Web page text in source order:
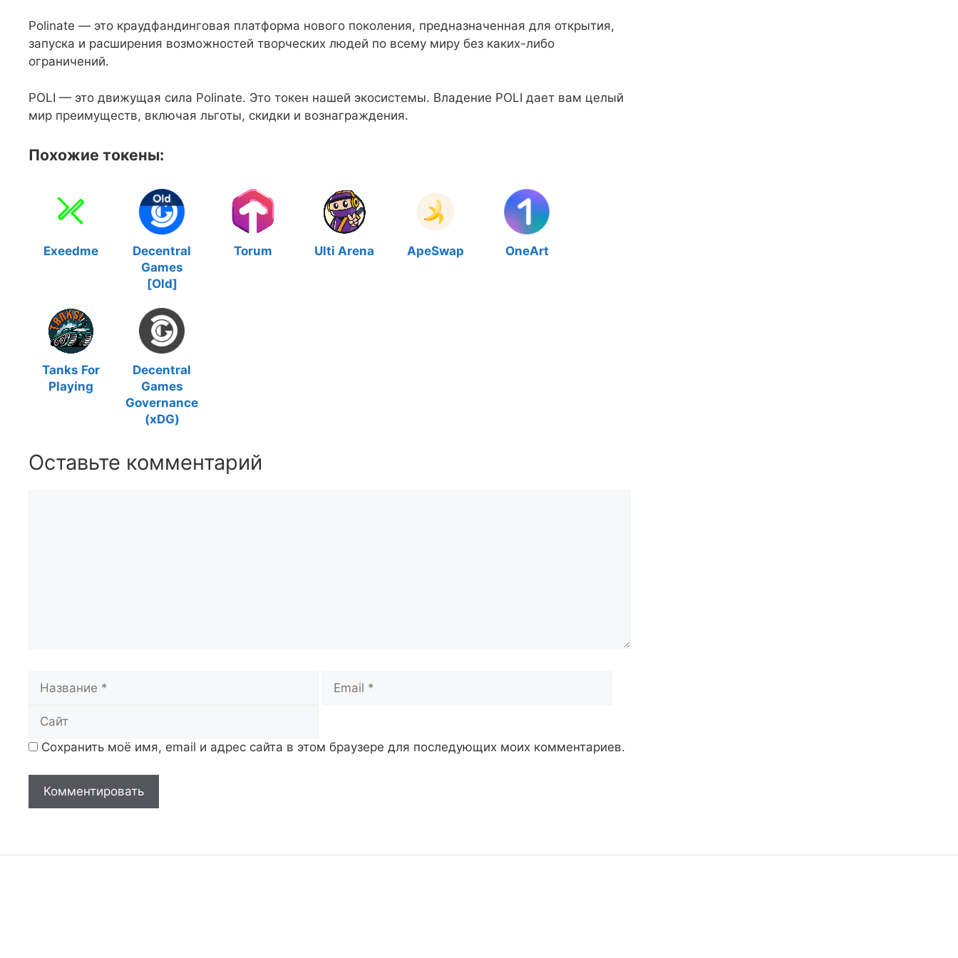
Polinate — это краудфандинговая платформа нового поколения, предназначенная для открытия,
запуска и расширения возможностей творческих людей по всему миру без каких-либо
ограничений.
POLI — это движущая сила Polinate. Это токен нашей экосистемы. Владение POLI дает вам целый
мир преимуществ, включая льготы, скидки и вознаграждения.
Похожие токены:
Exeedme
Decentral
Games
[Old]
Torum Ulti Arena ApeSwap OneArt
Tanks For
Playing
Decentral
Games
Governance
(xDG)
Оставьте комментарий
Название Email
Сохранить моё имя, email и адрес сайта в этом браузере для последующих моих комментариев.